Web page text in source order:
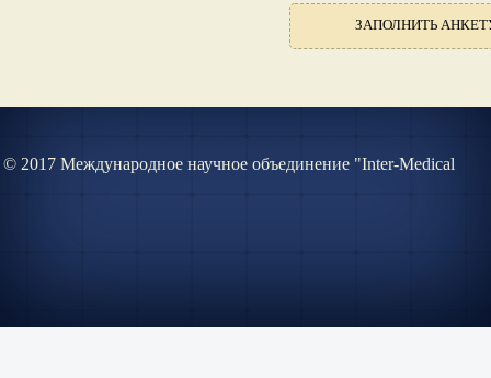
ЗАПОЛНИТЬ
© 2017 Международное научное объединение "Inter-Medical